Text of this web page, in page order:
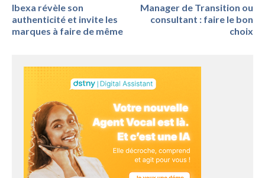
Ibexa révèle son
authenticité et invite les
marques à faire de même
Manager de Transition ou
consultant : faire le bon
choix